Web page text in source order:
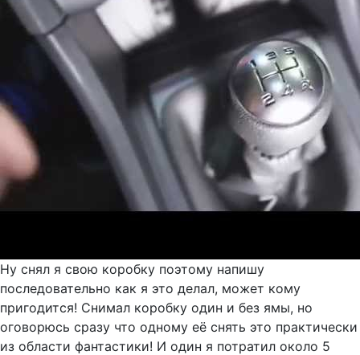
Ну снял я свою коробку поэтому напишу
последовательно как я это делал, может кому
пригодится! Снимал коробку один и без ямы, но
оговорюсь сразу что одному её снять это практически
из области фантастики! И один я потратил около 5